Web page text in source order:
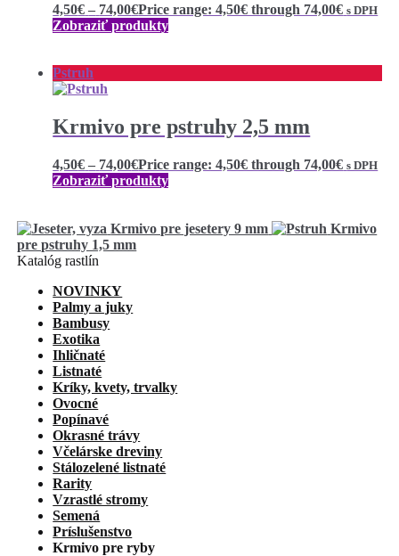
4,50€ – 74,00€Price range: 4,50€ through 74,00€ s DPH
Zobraziť produkty
Pstruh
Krmivo pre pstruhy 2,5 mm
4,50€ – 74,00€Price range: 4,50€ through 74,00€ s DPH
Zobraziť produkty
Krmivo pre jesetery 9 mm
Krmivo
pre pstruhy 1,5 mm
Katalóg rastlín
NOVINKY
Palmy a juky
Bambusy
Exotika
Ihličnaté
Listnaté
Kríky, kvety, trvalky
Ovocné
Popínavé
Okrasné trávy
Včelárske dreviny
Stálozelené listnaté
Rarity
Vzrastlé stromy
Semená
Príslušenstvo
Krmivo pre ryby